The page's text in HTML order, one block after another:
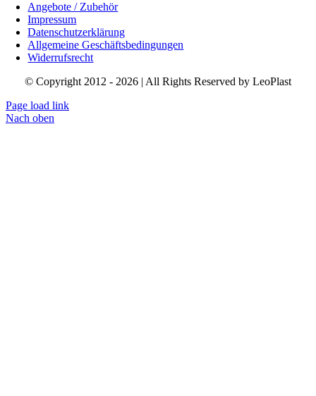
Angebote / Zubehör
Impressum
Datenschutzerklärung
Allgemeine Geschäftsbedingungen
Widerrufsrecht
© Copyright 2012 - 2026 | All Rights Reserved by LeoPlast
Page load link
Nach oben